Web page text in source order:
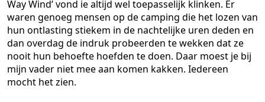
Way Wind’ vond ie altijd wel toepasselijk klinken. Er
waren genoeg mensen op de camping die het lozen van
hun ontlasting stiekem in de nachtelijke uren deden en
dan overdag de indruk probeerden te wekken dat ze
nooit hun behoefte hoefden te doen. Daar moest je bij
mijn vader niet mee aan komen kakken. Iedereen
mocht het zien.